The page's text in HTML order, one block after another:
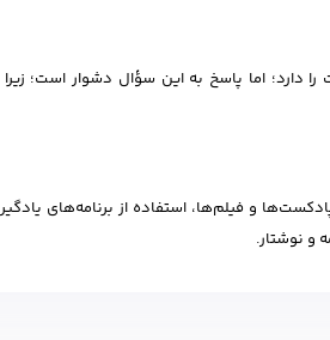
اما پاسخ به این سؤال دشوار است؛ زیرا
و فیلم‌ها، استفاده از برنامه‌های
و نوشتار.